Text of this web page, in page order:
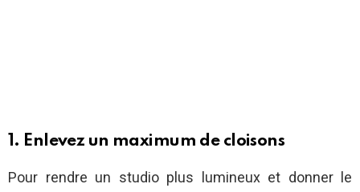
1. Enlevez un maximum de cloisons
Pour rendre un studio plus lumineux et donner le